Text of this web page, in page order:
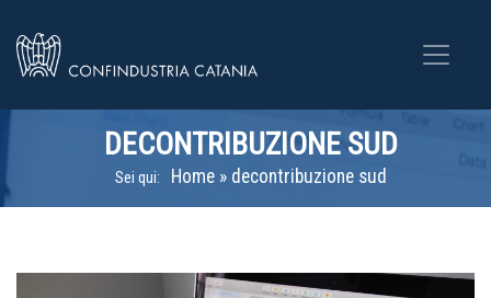
DECONTRIBUZIONE SUD
Sei qui: Home » decontribuzione sud